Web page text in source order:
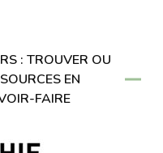
: TROUVER OU
EN
FAIRE